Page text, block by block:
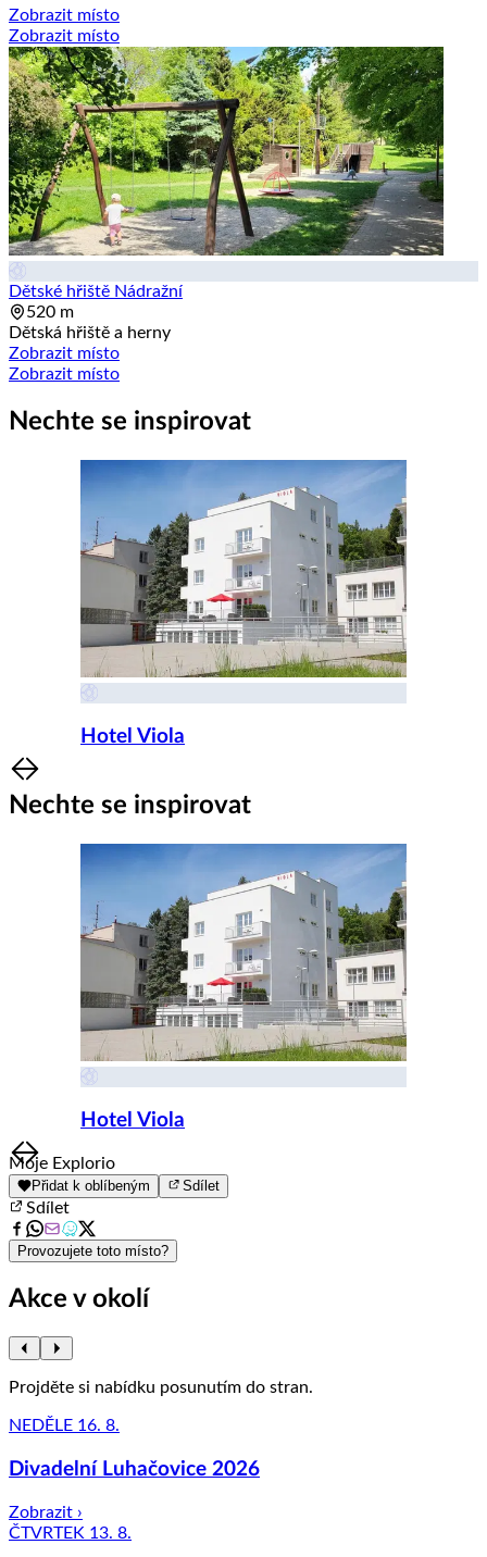
Zobrazit místo
Zobrazit místo
Dětské hřiště Nádražní
520 m
Dětská hřiště a herny
Zobrazit místo
Zobrazit místo
Nechte se inspirovat
Hotel Viola
Item
1
of
Nechte se inspirovat
Hotel Viola
Item
1
of
8
Moje Explorio
Přidat k oblíbeným Sdílet
Sdílet
Provozujete toto místo?
Akce v okolí
Projděte si nabídku posunutím do stran.
NEDĚLE 16. 8.
Divadelní Luhačovice 2026
Zobrazit ›
ČTVRTEK 13. 8.